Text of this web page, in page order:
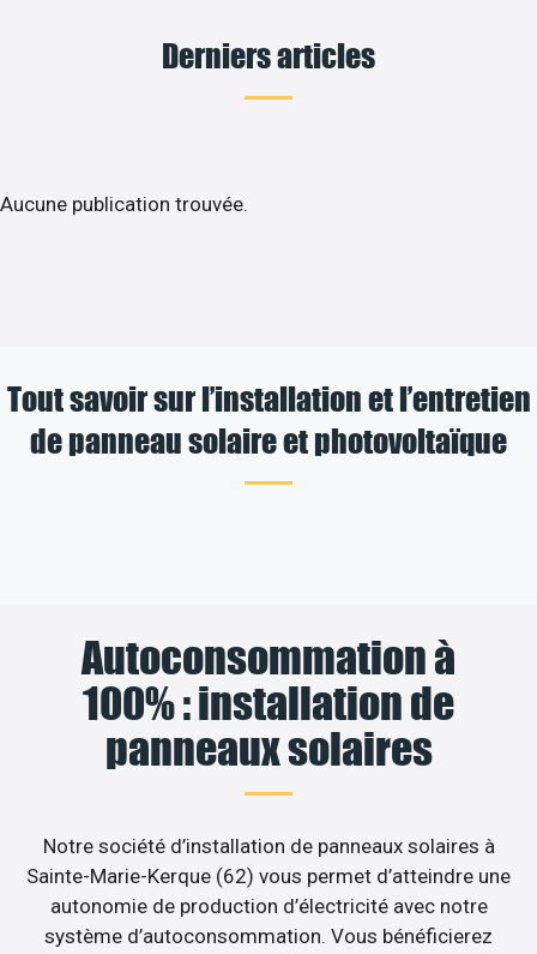
Derniers articles
Aucune publication trouvée.
Tout savoir sur l’installation et l’entretien
de panneau solaire et photovoltaïque
Autoconsommation à
100% : installation de
panneaux solaires
Notre société d’installation de panneaux solaires à
Sainte-Marie-Kerque (62) vous permet d’atteindre une
autonomie de production d’électricité avec notre
système d’autoconsommation. Vous bénéficierez